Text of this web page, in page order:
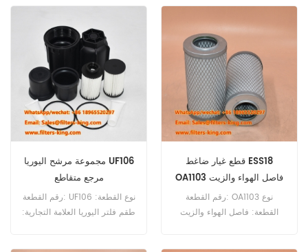
فلتر هواء المقصورة مرجع
متقاطع 208-979-7740
PA30152 للاستخدام مع
Komatsu PC 200-8 LC/NLC،
PC 300-8 LC MO.
لفاصل الماء والوقود P502635
SN25157 للاستخدام مع
Komatsu D85ESS-3 HB205-
1MO HB215-1LC MO PC200-
8MO PC220-8MO PC300-
8LCMO PC350-8LCMO.
مجموعة مرشح اليوريا UF106
مرجع متقاطع
رقم القطعة: UF106 نوع القطعة:
طقم فلتر اليوريا العلامة التجارية:
قطع غيار ضاغط ESS18
OA1103 فاصل الهواء والزيت
89848499رقم القطعة: OA1103 نوع
القطعة: فاصل الهواء والزيت